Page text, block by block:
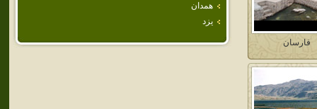
همدان
يزد
فارسان